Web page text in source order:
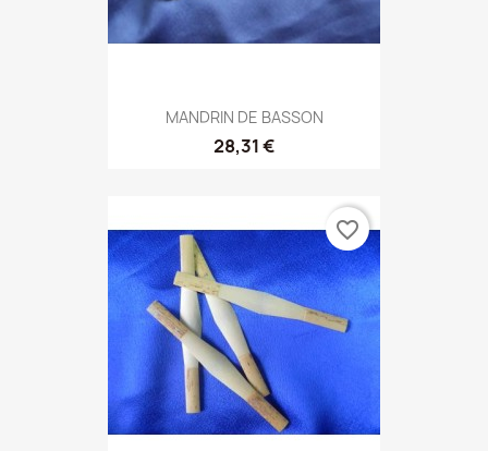
MANDRIN DE BASSON
28,31 €
favorite_border